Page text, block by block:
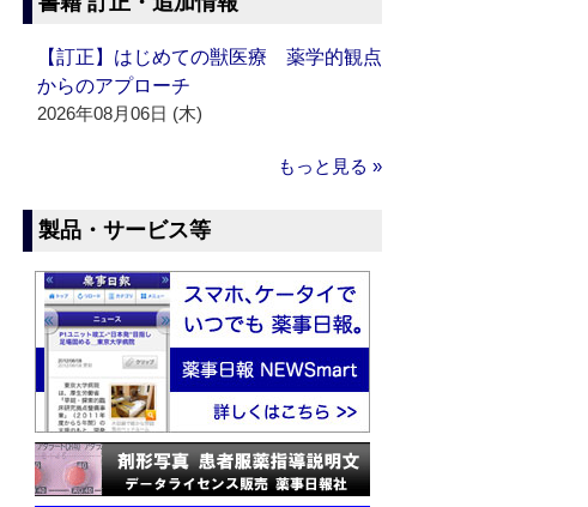
【訂正】はじめての獣医療 薬学的観点
からのアプローチ
2026年08月06日 (木)
もっと見る »
製品・サービス等